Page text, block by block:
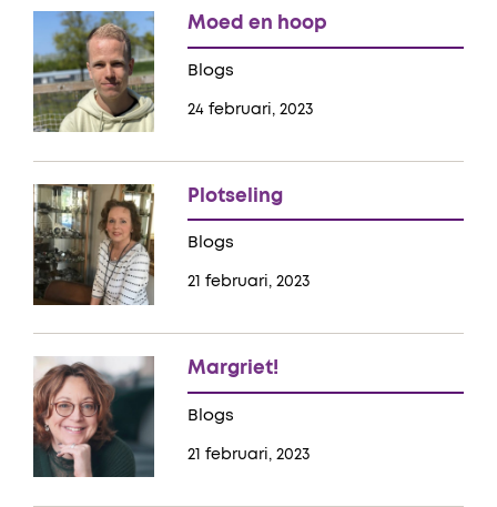
24 februari, 2023
Blogs
Moed en hoop
21 februari, 2023
Blogs
Plotseling
21 februari, 2023
Blogs
Margriet!